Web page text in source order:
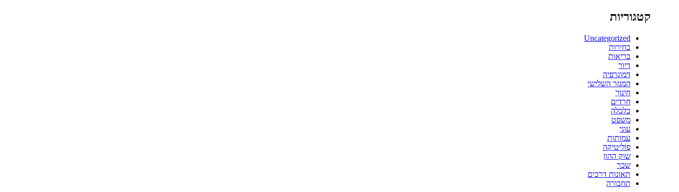
קטגוריות
Uncategorized
בחירות
בריאות
דיור
דמוגרפיה
המגזר השלישי
חינוך
חרדים
כלכלה
משפט
עוני
עמותות
פוליטיקה
שוק ההון
שכר
תאונות דרכים
תחבורה